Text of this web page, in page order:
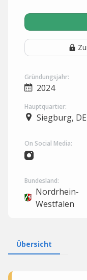
Gründungsjahr:
2024
Hauptquartier:
Siegburg, DE
On Social Media:
Bundesland:
Nordrhein-
Westfalen
Übersicht